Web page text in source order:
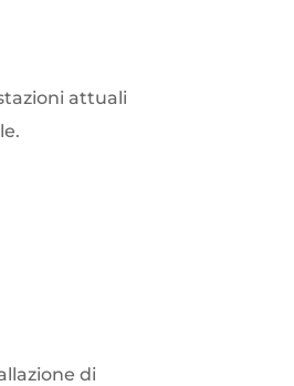
attuali
di